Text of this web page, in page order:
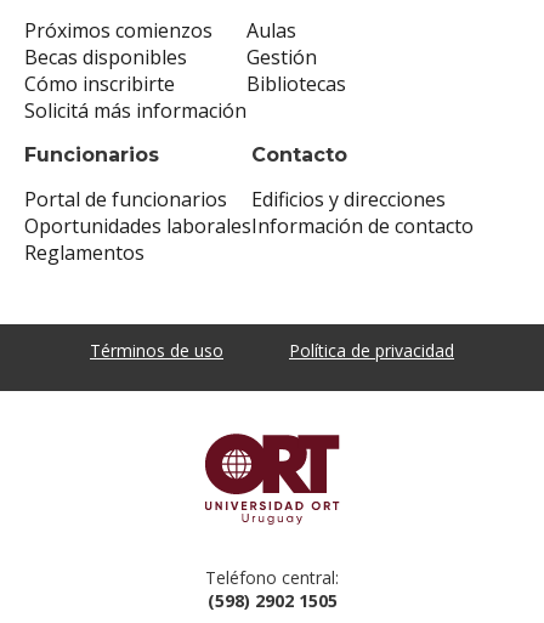
Próximos comienzos
Becas disponibles
Cómo inscribirte
Solicitá más información
Aulas
Gestión
Bibliotecas
Funcionarios
Portal de funcionarios
Oportunidades laborales
Reglamentos
Contacto
Edificios y direcciones
Información de contacto
Términos de uso Política de privacidad
Teléfono central:
(598) 2902 1505